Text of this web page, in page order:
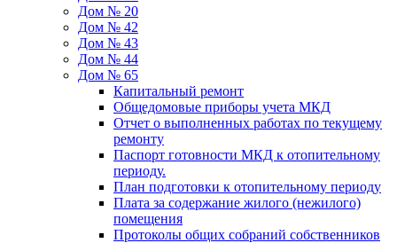
Дом № 20
Дом № 42
Дом № 43
Дом № 44
Дом № 65
Капитальный ремонт
Общедомовые приборы учета МКД
Отчет о выполненных работах по текущему
ремонту
Паспорт готовности МКД к отопительному
периоду.
План подготовки к отопительному периоду
Плата за содержание жилого (нежилого)
помещения
Протоколы общих собраний собственников